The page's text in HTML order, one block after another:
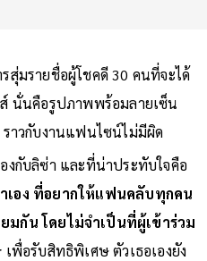
สุ่มรายชื่อผู้โชคดี 30 คนที่จะได้
นั่นคือรูปภาพพร้อมลายเซ็น
าวกับงานแฟนไซน์ไม่มีผิด
งกับลิซ่า และที่น่าประทับใจคือ
เอง ที่อยากให้แฟนคลับทุกคน
มกัน โดยไม่จำเป็นที่ผู้เข้าร่วม
เพื่อรับสิทธิพิเศษ ตัวเธอเองยัง